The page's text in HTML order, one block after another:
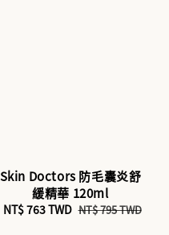
Skin Doctors 防毛囊炎舒
緩精華 120ml
Sale
NT$ 763 TWD Regular
NT$ 795 TWD